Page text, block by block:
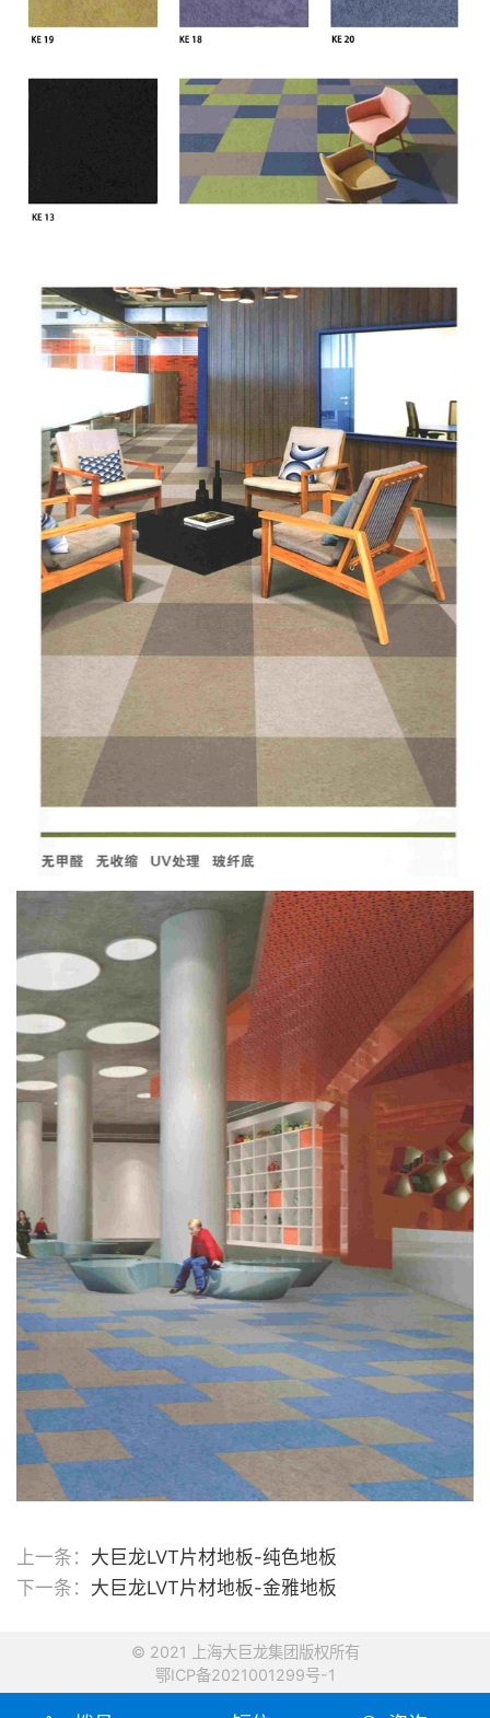
上一条： 大巨龙LVT片材地板-纯色地板
下一条： 大巨龙LVT片材地板-金雅地板
© 2021 上海大巨龙集团版权所有
鄂ICP备2021001299号-1